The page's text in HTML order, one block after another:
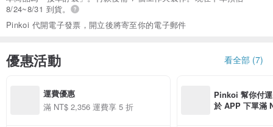
8/24~8/31 到貨。
Pinkoi 代開電子發票，開立後將寄至你的電子郵件
優惠活動 看全部 (7)
運費優惠
滿 NT$ 2,356 運費享 5 折
Pinkoi 幫你付
於 APP 下單滿